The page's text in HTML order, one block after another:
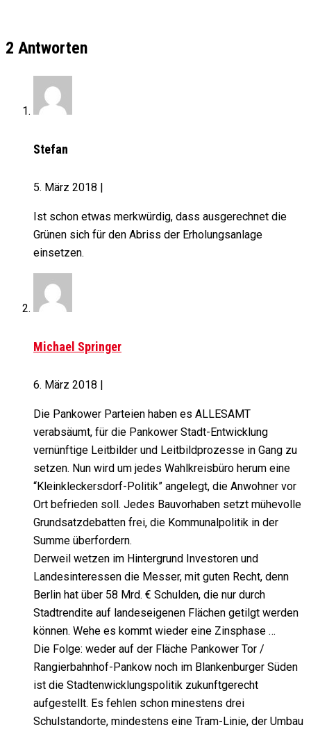
2 Antworten
Stefan
5. März 2018
Ist schon etwas merkwürdig, dass ausgerechnet die
Grünen sich für den Abriss der Erholungsanlage
einsetzen.
Michael Springer
6. März 2018
Die Pankower Parteien haben es ALLESAMT
verabsäumt, für die Pankower Stadt-Entwicklung
vernünftige Leitbilder und Leitbildprozesse in Gang zu
setzen. Nun wird um jedes Wahlkreisbüro herum eine
“Kleinkleckersdorf-Politik” angelegt, die Anwohner vor
Ort befrieden soll. Jedes Bauvorhaben setzt mühevolle
Grundsatzdebatten frei, die Kommunalpolitik in der
Summe überfordern.
Derweil wetzen im Hintergrund Investoren und
Landesinteressen die Messer, mit guten Recht, denn
Berlin hat über 58 Mrd. € Schulden, die nur durch
Stadtrendite auf landeseigenen Flächen getilgt werden
können. Wehe es kommt wieder eine Zinsphase …
Die Folge: weder auf der Fläche Pankower Tor /
Rangierbahnhof-Pankow noch im Blankenburger Süden
ist die Stadtenwicklungspolitik zukunftgerecht
aufgestellt. Es fehlen schon minestens drei
Schulstandorte, mindestens eine Tram-Linie, der Umbau